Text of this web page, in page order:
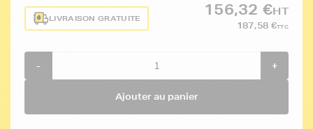
LIVRAISON GRATUITE
156,32 €HT
187,58 €TTC
- +
Ajouter au panier